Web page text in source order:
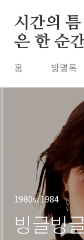
시간의
은 한 순
홈 방명록
1980s/1984
빙글빙